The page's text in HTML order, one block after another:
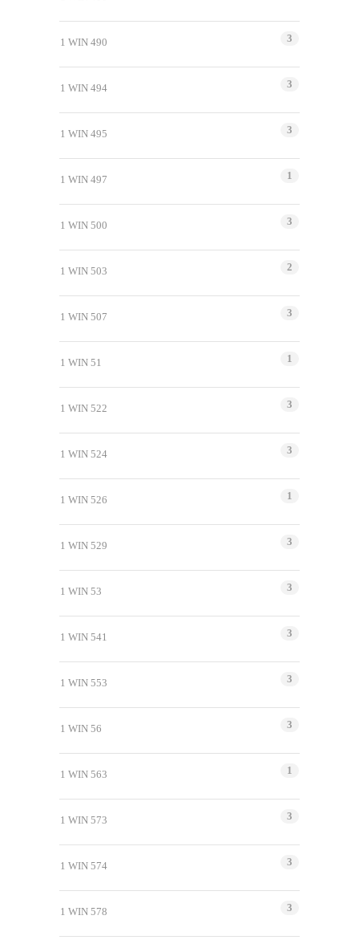
1 WIN 490 3
1 WIN 494 3
1 WIN 495 3
1 WIN 497 1
1 WIN 500 3
1 WIN 503 2
1 WIN 507 3
1 WIN 51 1
1 WIN 522 3
1 WIN 524 3
1 WIN 526 1
1 WIN 529 3
1 WIN 53 3
1 WIN 541 3
1 WIN 553 3
1 WIN 56 3
1 WIN 563 1
1 WIN 573 3
1 WIN 574 3
1 WIN 578 3